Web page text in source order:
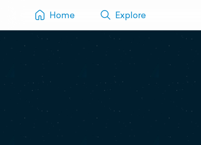
Home Explore